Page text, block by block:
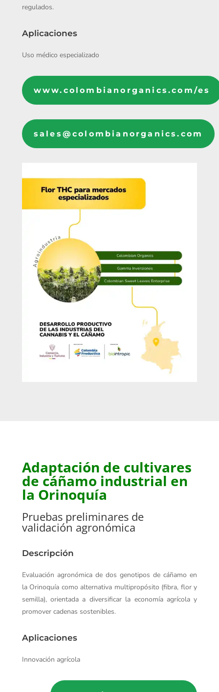
regulados.
Aplicaciones
Uso médico especializado
www.colombianorganics.com/es
sales@colombianorganics.com
Adaptación de cultivares
de cáñamo industrial en
la Orinoquía
Pruebas preliminares de
validación agronómica
Descripción
Evaluación agronómica de dos genotipos de cáñamo en
la Orinoquía como alternativa multipropósito (fibra, flor y
semilla), orientada a diversificar la economía agrícola y
promover cadenas sostenibles.
Aplicaciones
Innovación agrícola